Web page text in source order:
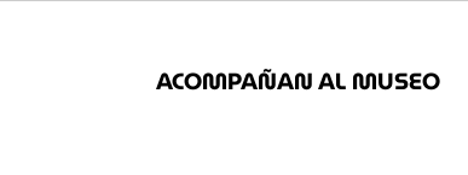
ACOMPAÑAN AL MUSEO